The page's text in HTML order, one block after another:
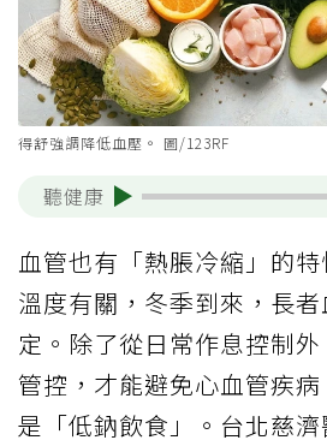
得舒強調降低血壓。 圖/123RF
聽健康
血管也有「熱脹冷縮」的
溫度有關，冬季到來，長
定。除了從日常作息控制
管控，才能避免心血管疾
是「低鈉飲食」。台北慈